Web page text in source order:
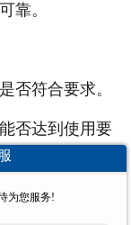
靠。
符合要求。
否达到使用要
锁定。
为您服务!